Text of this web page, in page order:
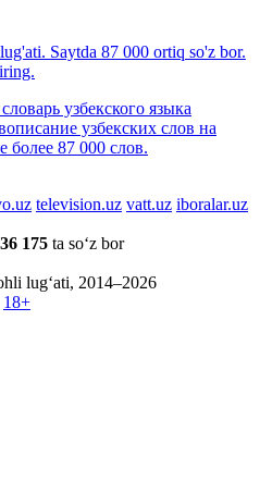
Saytda 87 000 ortiq so'z bor.
узбекского языка
узбекских слов на
более 87 000 слов.
television.uz vatt.uz iboralar.uz
36 175 ta so‘z bor
lug‘ati, 2014–2026
18+